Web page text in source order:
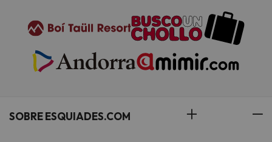
SOBRE ESQUIADES.COM